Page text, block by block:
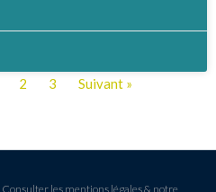
2 3 Suivant »
Consulter les mentions légales & notre